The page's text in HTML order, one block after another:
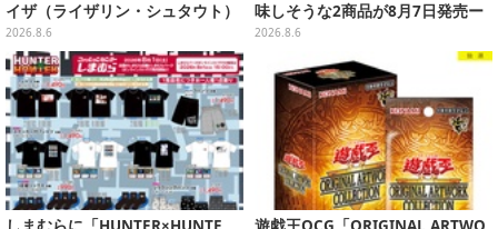
イザ（ライザリン・シュタウト）
ウェディングStyle」が8月7日よ
り予約受付開始
2026.8.6
味しそうな2商品が8月7日発売ー
可愛いパッケージも必見
2026.8.6